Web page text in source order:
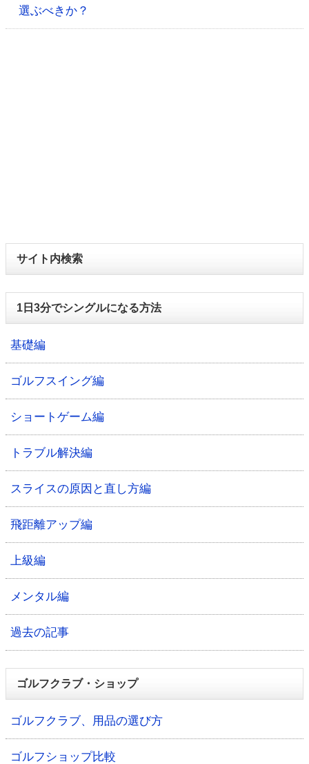
選ぶべきか？
サイト内検索
1日3分でシングルになる方法
基礎編
ゴルフスイング編
ショートゲーム編
トラブル解決編
スライスの原因と直し方編
飛距離アップ編
上級編
メンタル編
過去の記事
ゴルフクラブ・ショップ
ゴルフクラブ、用品の選び方
ゴルフショップ比較